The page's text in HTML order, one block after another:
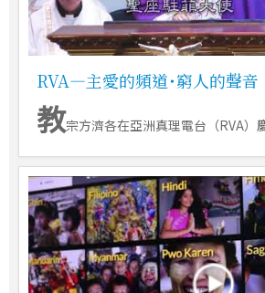
RVA―主愛的頻道˙窮人的聲音
教宗方濟各在亞洲真理電台（RVA）